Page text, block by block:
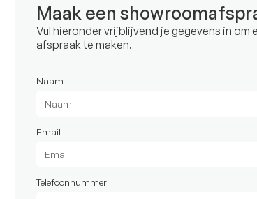
Maak een
Vul hieronder vrijblijvend je gegevens in om
afspraak te maken.
Naam
Email
Telefoonnummer